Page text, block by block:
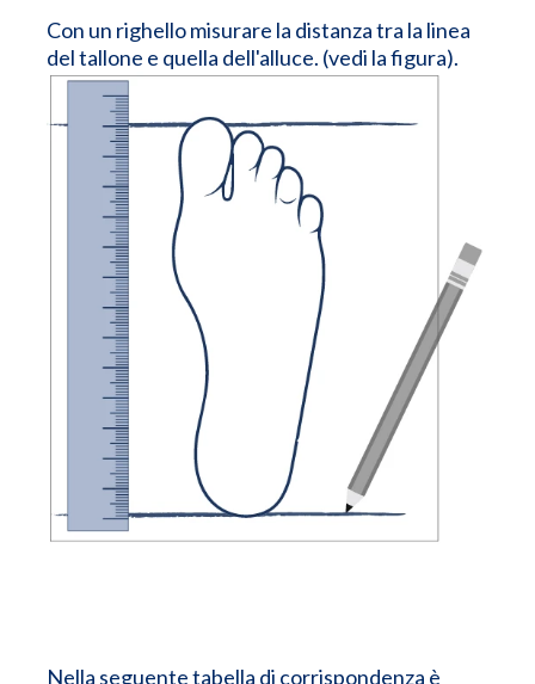
Con un righello misurare la distanza tra la linea
del tallone e quella dell'alluce. (vedi la figura).
Nella seguente tabella di corrispondenza è